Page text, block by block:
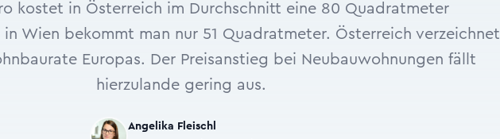
kostet in Österreich im Durchschnitt eine 80 Quadratmeter
in Wien bekommt man nur 51 Quadratmeter. Österreich verzeichnet
Europas. Der Preisanstieg bei Neubauwohnungen fällt
hierzulande gering aus.
Angelika Fleischl